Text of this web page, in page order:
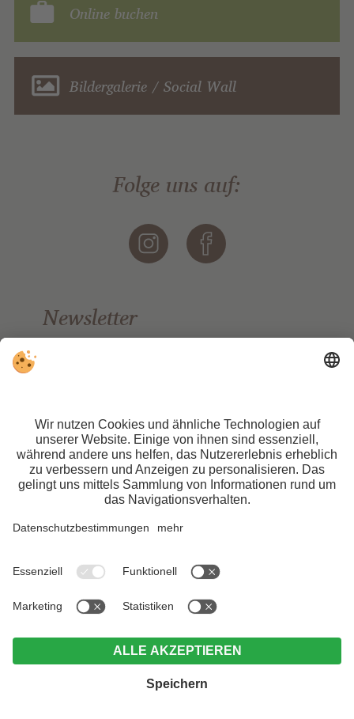
Online buchen
Bildergalerie / Social Wall
Folge uns auf:
Newsletter
Bleiben Sie auf dem Laufenden.
TONZHAUS, Hotel & Pizzeria
Familie Götsch
Unser Frau 27
39020 Schnalstal
Südtirol
Tel.+39 0473 66 96 88
info@tonzhaus.com
,Individuelle Cookie-Einstellungen